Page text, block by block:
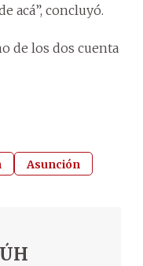
acá”, concluyó.
de los dos cuenta
Asunción